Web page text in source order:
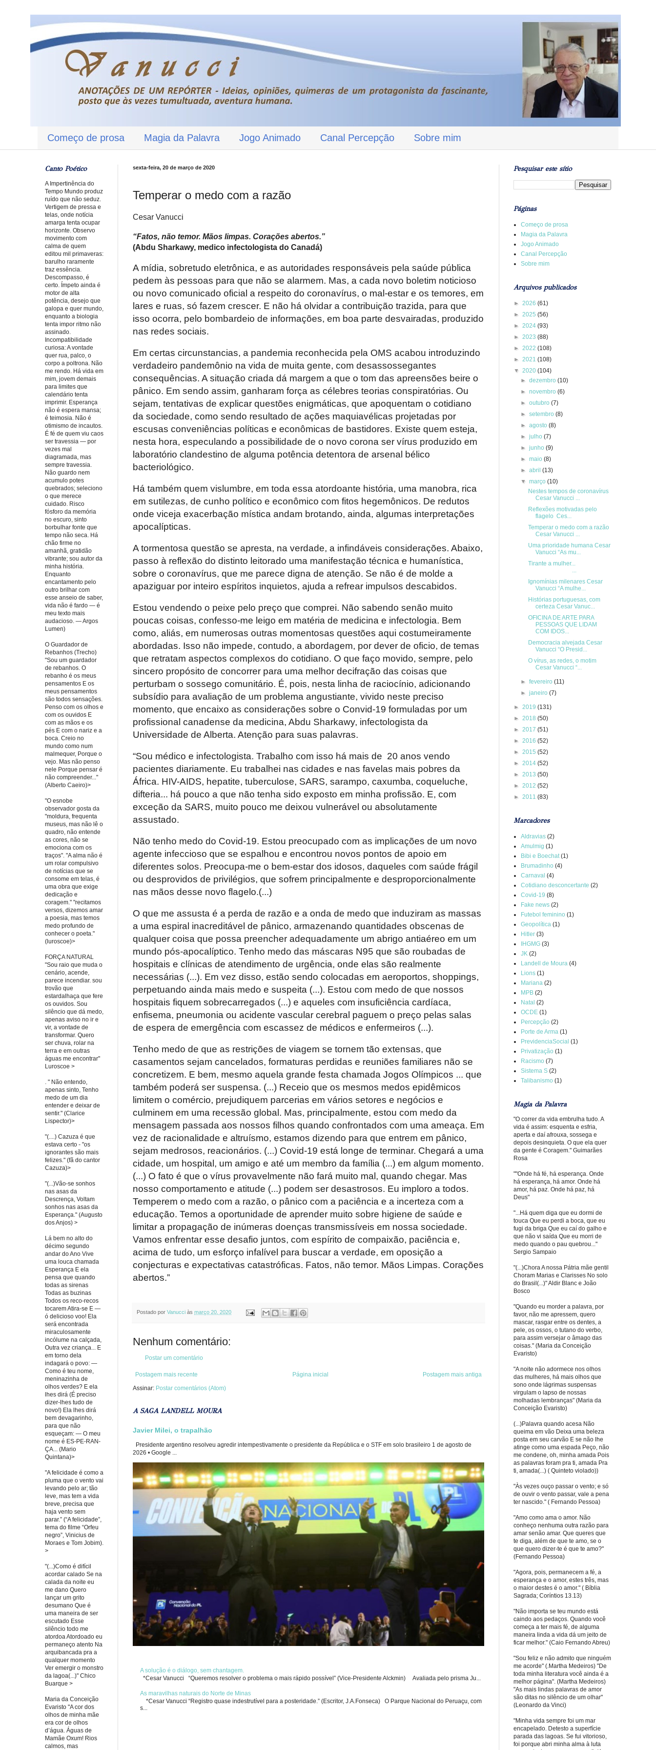
Começo de prosa Magia da Palavra Jogo Animado Canal Percepção Sobre mim
sexta-feira, 20 de março de 2020
Temperar o medo com a razão
Cesar Vanucci
“Fatos, não temor. Mãos limpas. Corações abertos.”
(Abdu Sharkawy, medico infectologista do Canadá)
A mídia, sobretudo eletrônica, e as autoridades responsáveis pela saúde pública
pedem às pessoas para que não se alarmem. Mas, a cada novo boletim noticioso
ou novo comunicado oficial a respeito do coronavírus, o mal-estar e os temores, em
lares e ruas, só fazem crescer. E não há olvidar a contribuição trazida, para que
isso ocorra, pelo bombardeio de informações, em boa parte desvairadas, produzido
nas redes sociais.
Em certas circunstancias, a pandemia reconhecida pela OMS acabou introduzindo
verdadeiro pandemônio na vida de muita gente, com desassossegantes
consequências. A situação criada dá margem a que o tom das apreensões beire o
pânico. Em sendo assim, ganharam força as célebres teorias conspiratórias. Ou
sejam, tentativas de explicar questões enigmáticas, que apoquentam o cotidiano
da sociedade, como sendo resultado de ações maquiavélicas projetadas por
escusas conveniências políticas e econômicas de bastidores. Existe quem esteja,
nesta hora, especulando a possibilidade de o novo corona ser vírus produzido em
laboratório clandestino de alguma potência detentora de arsenal bélico
bacteriológico.
Há também quem vislumbre, em toda essa atordoante história, uma manobra, rica
em sutilezas, de cunho político e econômico com fitos hegemônicos. De redutos
onde viceja exacerbação mística andam brotando, ainda, algumas interpretações
apocalípticas.
A tormentosa questão se apresta, na verdade, a infindáveis considerações. Abaixo,
passo à reflexão do distinto leitorado uma manifestação técnica e humanística,
sobre o coronavírus, que me parece digna de atenção. Se não é de molde a
apaziguar por inteiro espíritos inquietos, ajuda a refrear impulsos descabidos.
Estou vendendo o peixe pelo preço que comprei. Não sabendo senão muito
poucas coisas, confesso-me leigo em matéria de medicina e infectologia. Bem
como, aliás, em numerosas outras momentosas questões aqui costumeiramente
abordadas. Isso não impede, contudo, a abordagem, por dever de oficio, de temas
que retratam aspectos complexos do cotidiano. O que faço movido, sempre, pelo
sincero propósito de concorrer para uma melhor decifração das coisas que
perturbam o sossego comunitário. É, pois, nesta linha de raciocínio, adicionando
subsídio para avaliação de um problema angustiante, vivido neste preciso
momento, que encaixo as considerações sobre o Convid-19 formuladas por um
profissional canadense da medicina, Abdu Sharkawy, infectologista da
Universidade de Alberta. Atenção para suas palavras.
“Sou médico e infectologista. Trabalho com isso há mais de 20 anos vendo
pacientes diariamente. Eu trabalhei nas cidades e nas favelas mais pobres da
África. HIV-AIDS, hepatite, tuberculose, SARS, sarampo, caxumba, coqueluche,
difteria... há pouco a que não tenha sido exposto em minha profissão. E, com
exceção da SARS, muito pouco me deixou vulnerável ou absolutamente
assustado.
Não tenho medo do Covid-19. Estou preocupado com as implicações de um novo
agente infeccioso que se espalhou e encontrou novos pontos de apoio em
diferentes solos. Preocupa-me o bem-estar dos idosos, daqueles com saúde frágil
ou desprovidos de privilégios, que sofrem principalmente e desproporcionalmente
nas mãos desse novo flagelo.(...)
O que me assusta é a perda de razão e a onda de medo que induziram as massas
a uma espiral inacreditável de pânico, armazenando quantidades obscenas de
qualquer coisa que possa preencher adequadamente um abrigo antiaéreo em um
mundo pós-apocalíptico. Tenho medo das máscaras N95 que são roubadas de
hospitais e clínicas de atendimento de urgência, onde elas são realmente
necessárias (...). Em vez disso, estão sendo colocadas em aeroportos, shoppings,
perpetuando ainda mais medo e suspeita (...). Estou com medo de que nossos
hospitais fiquem sobrecarregados (...) e aqueles com insuficiência cardíaca,
enfisema, pneumonia ou acidente vascular cerebral paguem o preço pelas salas
de espera de emergência com escassez de médicos e enfermeiros (...).
Tenho medo de que as restrições de viagem se tornem tão extensas, que
casamentos sejam cancelados, formaturas perdidas e reuniões familiares não se
concretizem. E bem, mesmo aquela grande festa chamada Jogos Olímpicos ... que
também poderá ser suspensa. (...) Receio que os mesmos medos epidêmicos
limitem o comércio, prejudiquem parcerias em vários setores e negócios e
culminem em uma recessão global. Mas, principalmente, estou com medo da
mensagem passada aos nossos filhos quando confrontados com uma ameaça. Em
vez de racionalidade e altruísmo, estamos dizendo para que entrem em pânico,
sejam medrosos, reacionários. (...) Covid-19 está longe de terminar. Chegará a uma
cidade, um hospital, um amigo e até um membro da família (...) em algum momento.
(...) O fato é que o vírus provavelmente não fará muito mal, quando chegar. Mas
nosso comportamento e atitude (...) podem ser desastrosos. Eu imploro a todos.
Temperem o medo com a razão, o pânico com a paciência e a incerteza com a
educação. Temos a oportunidade de aprender muito sobre higiene de saúde e
limitar a propagação de inúmeras doenças transmissíveis em nossa sociedade.
Vamos enfrentar esse desafio juntos, com espírito de compaixão, paciência e,
acima de tudo, um esforço infalível para buscar a verdade, em oposição a
conjecturas e expectativas catastróficas. Fatos, não temor. Mãos Limpas. Corações
abertos.”
Postado por Vanucci às março 20, 2020
Nenhum comentário:
Postar um comentário
Postagem mais recente Postagem mais antiga
Página inicial
Assinar: Postar comentários (Atom)
A SAGA LANDELL MOURA
Javier Milei, o trapalhão
Presidente argentino resolveu agredir intempestivamente o presidente da República e o STF em solo brasileiro 1 de agosto de
2026 • Google ...
A solução é o diálogo, sem chantagem.
*Cesar Vanucci “Queremos resolver o problema o mais rápido possível” (Vice-Presidente Alckmin) Avaliada pelo prisma Ju...
As maravilhas naturais do Norte de Minas
*Cesar Vanucci “Registro quase indestrutível para a posteridade.” (Escritor, J.A.Fonseca) O Parque Nacional do Peruaçu, com
s...
Canto Poético
A Impertinência do
Tempo Mundo produz
ruído que não seduz.
Vertigem de pressa e
telas, onde notícia
amarga tenta ocupar
horizonte. Observo
movimento com
calma de quem
editou mil primaveras:
barulho raramente
traz essência.
Descompasso, é
certo. Ímpeto ainda é
motor de alta
potência, desejo que
galopa e quer mundo,
enquanto a biologia
tenta impor ritmo não
assinado.
Incompatibilidade
curiosa: A vontade
quer rua, palco, o
corpo a poltrona. Não
me rendo. Há vida em
mim, jovem demais
para limites que
calendário tenta
imprimir. Esperança
não é espera mansa;
é teimosia. Não é
otimismo de incautos.
É fé de quem viu caos
ser travessia — por
vezes mal
diagramada, mas
sempre travessia.
Não guardo nem
acumulo potes
quebrados; seleciono
o que merece
cuidado. Risco
fósforo da memória
no escuro, sinto
borbulhar fonte que
tempo não seca. Há
chão firme no
amanhã, gratidão
vibrante; sou autor da
minha história.
Enquanto
encantamento pelo
outro brilhar com
esse anseio de saber,
vida não é fardo — é
meu texto mais
audacioso. — Argos
Lumen)
O Guardador de
Rebanhos (Trecho)
"Sou um guardador
de rebanhos. O
rebanho é os meus
pensamentos E os
meus pensamentos
são todos sensações.
Penso com os olhos e
com os ouvidos E
com as mãos e os
pés E com o nariz e a
boca. Creio no
mundo como num
malmequer, Porque o
vejo. Mas não penso
nele Porque pensar é
não compreender..."
(Alberto Caeiro)>
"O esnobe
observador gosta da
"moldura, frequenta
museus, mas não lê o
quadro, não entende
as cores, não se
emociona com os
traços". "A alma não é
um rolar compulsivo
de notícias que se
consome em telas, é
uma obra que exige
dedicação e
coragem." "recitamos
versos, dizemos amar
a poesia, mas temos
medo profundo de
conhecer o poeta."
(luroscoe)>
FORÇA NATURAL
"Sou raio que muda o
cenário, acende,
parece incendiar. sou
trovão que
estardalhaça que fere
os ouvidos. Sou
silêncio que dá medo,
apenas aviso no ir e
vir, a vontade de
transformar. Quero
ser chuva, rolar na
terra e em outras
águas me encontrar"
Luroscoe >
. " Não entendo,
apenas sinto, Tenho
medo de um dia
entender e deixar de
sentir." (Clarice
Lispector)>
"(....) Cazuza é que
estava certo - "os
ignorantes são mais
felizes." (fã do cantor
Cazuza)>
"(...)Vão-se sonhos
nas asas da
Descrença, Voltam
sonhos nas asas da
Esperança." (Augusto
dos Anjos) >
Lá bem no alto do
décimo segundo
andar do Ano Vive
uma louca chamada
Esperança E ela
pensa que quando
todas as sirenas
Todas as buzinas
Todos os reco-recos
tocarem Atira-se E —
ó delicioso voo! Ela
será encontrada
miraculosamente
incólume na calçada,
Outra vez criança... E
em torno dela
indagará o povo: —
Como é teu nome,
meninazinha de
olhos verdes? E ela
lhes dirá (É preciso
dizer-lhes tudo de
novo!) Ela lhes dirá
bem devagarinho,
para que não
esqueçam: — O meu
nome é ES-PE-RAN-
ÇA... (Mario
Quintana)>
"A felicidade é como a
pluma que o vento vai
levando pelo ar; tão
leve, mas tem a vida
breve, precisa que
haja vento sem
parar.” (“A felicidade”,
tema do filme “Orfeu
negro”, Vinicius de
Moraes e Tom Jobim).
>
"(...)Como é difícil
acordar calado Se na
calada da noite eu
me dano Quero
lançar um grito
desumano Que é
uma maneira de ser
escutado Esse
silêncio todo me
atordoa Atordoado eu
permaneço atento Na
arquibancada pra a
qualquer momento
Ver emergir o monstro
da lagoa(...)" Chico
Buarque >
Maria da Conceição
Evaristo "A cor dos
olhos de minha mãe
era cor de olhos
d’água. Águas de
Mamãe Oxum! Rios
calmos, mas
Pesquisar este sítio
Páginas
Começo de prosa
Magia da Palavra
Jogo Animado
Canal Percepção
Sobre mim
Arquivos publicados
► 2026 (61)
► 2025 (56)
► 2024 (93)
► 2023 (88)
► 2022 (108)
► 2021 (108)
▼ 2020 (104)
►dezembro(10)
►novembro(6)
►outubro(7)
►setembro(8)
►agosto(8)
►julho(7)
►junho(9)
►maio(8)
►abril(13)
▼março(10)
Nestes tempos de coronavírus
Cesar Vanucci ...
Reflexões‌ ‌motivadas‌ ‌pelo‌
‌flagelo‌ ‌ Ces...
Temperar o medo com a razão
Cesar Vanucci ...
Uma prioridade humana Cesar
Vanucci “As mu...
Tirante a mulher...
...
Ignomínias milenares Cesar
Vanucci “A mulhe...
Histórias portuguesas, com
certeza Cesar Vanuc...
OFICINA DE ARTE PARA
PESSOAS QUE LIDAM
COM IDOS...
Democracia alvejada Cesar
Vanucci “O Presid...
O vírus, as redes, o motim
Cesar Vanucci “...
►fevereiro(11)
►janeiro(7)
► 2019 (131)
► 2018 (50)
► 2017 (51)
► 2016 (52)
► 2015 (52)
► 2014 (52)
► 2013 (50)
► 2012 (52)
► 2011 (83)
Marcadores
Aldravias (2)
Amulmig (1)
Bibi e Boechat (1)
Brumadinho (4)
Carnaval (4)
Cotidiano desconcertante (2)
Covid-19 (8)
Fake news (2)
Futebol feminino (1)
Geopolítica (1)
Hitler (3)
IHGMG (3)
JK (2)
Landell de Moura (4)
Lions (1)
Mariana (2)
MPB (2)
Natal (2)
OCDE (1)
Percepção (2)
Porte de Arma (1)
PrevidenciaSocial (1)
Privatização (1)
Racismo (7)
Sistema S (2)
Talibanismo (1)
Magia da Palavra
"O correr da vida embrulha tudo. A
vida é assim: esquenta e esfria,
aperta e daí afrouxa, sossega e
depois desinquieta. O que ela quer
da gente é Coragem." Guimarães
Rosa
""Onde há fé, há esperança. Onde
há esperança, há amor. Onde há
amor, há paz. Onde há paz, há
Deus"
"...Há quem diga que eu dormi de
touca Que eu perdi a boca, que eu
fugi da briga Que eu caí do galho e
que não vi saída Que eu morri de
medo quando o pau quebrou..."
Sergio Sampaio
"(...)Chora A nossa Pátria mãe gentil
Choram Marias e Clarisses No solo
do Brasil(...)" Aldir Blanc e João
Bosco
"Quando eu morder a palavra, por
favor, não me apressem, quero
mascar, rasgar entre os dentes, a
pele, os ossos, o tutano do verbo,
para assim versejar o âmago das
coisas." (Maria da Conceição
Evaristo)
"A noite não adormece nos olhos
das mulheres, há mais olhos que
sono onde lágrimas suspensas
virgulam o lapso de nossas
molhadas lembranças" (Maria da
Conceição Evaristo)
(...)Palavra quando acesa Não
queima em vão Deixa uma beleza
posta em seu carvão E se não lhe
atinge como uma espada Peço, não
me condene, oh, minha amada Pois
as palavras foram pra ti, amada Pra
ti, amada(...) ( Quinteto violado))
"Às vezes ouço passar o vento; e só
de ouvir o vento passar, vale a pena
ter nascido." ( Fernando Pessoa)
"Amo como ama o amor. Não
conheço nenhuma outra razão para
amar senão amar. Que queres que
te diga, além de que te amo, se o
que quero dizer-te é que te amo?"
(Fernando Pessoa)
"Agora, pois, permanecem a fé, a
esperança e o amor, estes três, mas
o maior destes é o amor." ( Bíblia
Sagrada; Coríntios 13.13)
"Não importa se teu mundo está
caindo aos pedaços. Quando você
começa a ter mais fé, de alguma
maneira linda a vida dá um jeito de
ficar melhor." (Caio Fernando Abreu)
"Sou feliz e não admito que ninguém
me acorde" (.Martha Medeiros) "De
toda minha literatura você ainda é a
melhor página". (Martha Medeiros)
"As mais lindas palavras de amor
são ditas no silêncio de um olhar"
(Leonardo da Vinci)
"Minha vida sempre foi um mar
encapelado. Detesto a superfície
parada das lagoas. Se fui vitorioso,
foi porque abri minha alma à luta